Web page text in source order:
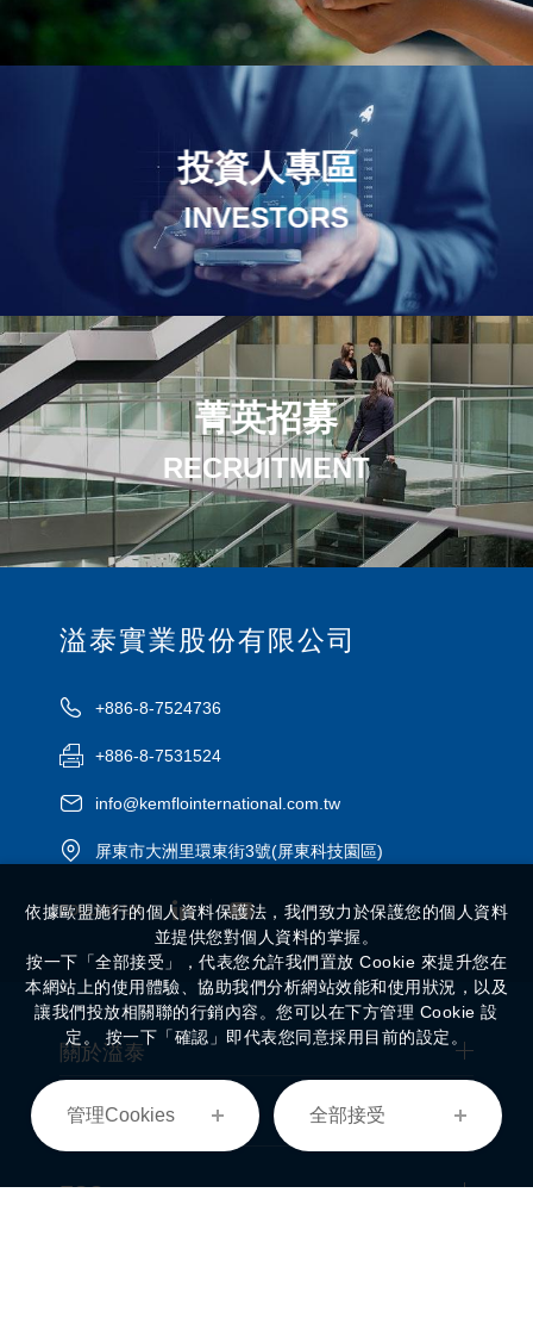
投資人專區
INVESTORS
菁英招募
RECRUITMENT
溢泰實業股份有限公司
+886-8-7524736
+886-8-7531524
info@kemflointernational.com.tw
屏東市大洲里環東街3號(屏東科技園區)
FOLLOW US
關於溢泰
經營事業
ESG
依據歐盟施行的個人資料保護法，我們致力於保護您的個人資料
並提供您對個人資料的掌握。
按一下「全部接受」，代表您允許我們置放 Cookie 來提升您在
本網站上的使用體驗、協助我們分析網站效能和使用狀況，以及
讓我們投放相關聯的行銷內容。您可以在下方管理 Cookie 設
定。 按一下「確認」即代表您同意採用目前的設定。
管理Cookies 全部接受